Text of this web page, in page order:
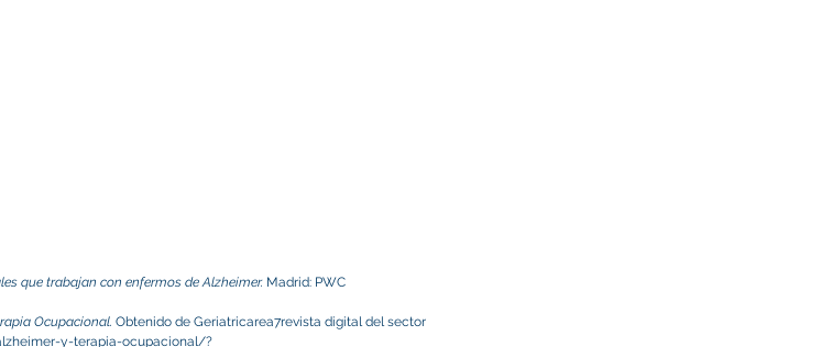
que trabajan con enfermos de Alzheimer. Madrid: PWC
Ocupacional. Obtenido de Geriatricarea7revista digital del sector
y-terapia-ocupacional/?